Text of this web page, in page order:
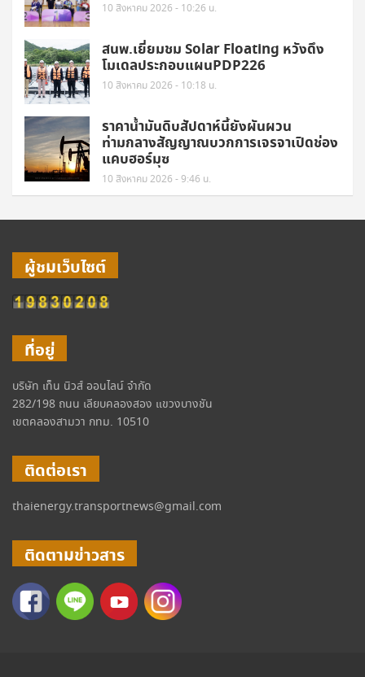
10 สิงหาคม 2026 - 10:26 น.
สนพ.เยี่ยมชม Solar Floating หวังดึง
โมเดลประกอบแผนPDP226
10 สิงหาคม 2026 - 10:18 น.
ราคาน้ำมันดิบสัปดาห์นี้ยังผันผวน
ท่ามกลางสัญญาณบวกการเจรจาเปิดช่อง
แคบฮอร์มุซ
10 สิงหาคม 2026 - 9:46 น.
ผู้ชมเว็บไซต์
ที่อยู่
บริษัท เท็น นิวส์ ออนไลน์ จำกัด
282/198 ถนน เลียบคลองสอง แขวงบางชัน
เขตคลองสามวา กทม. 10510
ติดต่อเรา
thaienergy.transportnews@gmail.com
ติดตามข่าวสาร